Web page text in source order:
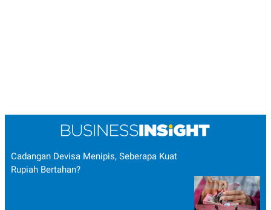
Cadangan Devisa Menipis, Seberapa Kuat
Rupiah Bertahan?